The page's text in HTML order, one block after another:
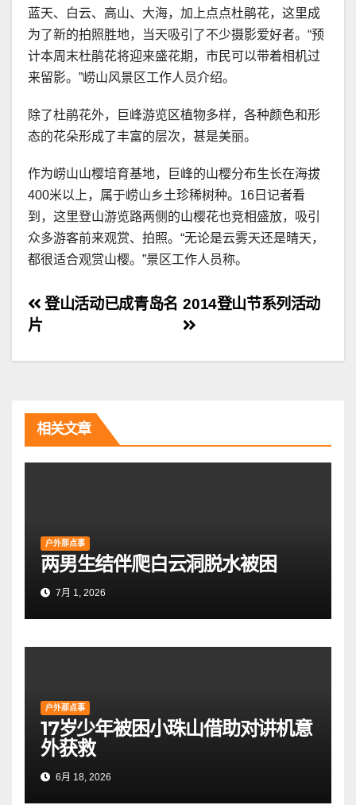
蓝天、白云、高山、大海，加上点点杜鹃花，这里成
为了新的拍照胜地，当天吸引了不少摄影爱好者。“预
计本周末杜鹃花将迎来盛花期，市民可以带着相机过
来留影。”崂山风景区工作人员介绍。
除了杜鹃花外，巨峰游览区植物多样，各种颜色和形
态的花朵形成了丰富的层次，甚是美丽。
作为崂山山樱培育基地，巨峰的山樱分布生长在海拔
400米以上，属于崂山乡土珍稀树种。16日记者看
到，这里登山游览路两侧的山樱花也竞相盛放，吸引
众多游客前来观赏、拍照。“无论是云雾天还是晴天，
都很适合观赏山樱。”景区工作人员称。
文
章
航
2014登山节系列活动
登山活动已成青岛名
片
相关文章
户外那点事
两男生结伴爬白云洞脱水被困
7月 1, 2026
户外那点事
17岁少年被困小珠山借助对讲机意
外获救
6月 18, 2026